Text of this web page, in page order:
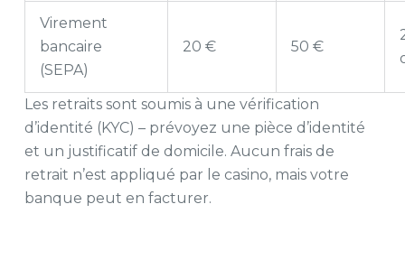
Virement
bancaire
(SEPA)
20 € 50 €
Les retraits sont soumis à une vérification
d’identité (KYC) – prévoyez une pièce d’identité
et un justificatif de domicile. Aucun frais de
retrait n’est appliqué par le casino, mais votre
banque peut en facturer.